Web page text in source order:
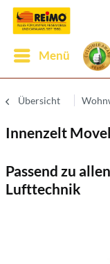
Menü
Übersicht
Innenzelt
Passend zu
Lufttechnik